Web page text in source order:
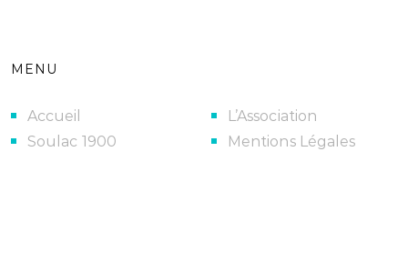
MENU
Accueil
Soulac 1900
L’Association
Mentions Légales